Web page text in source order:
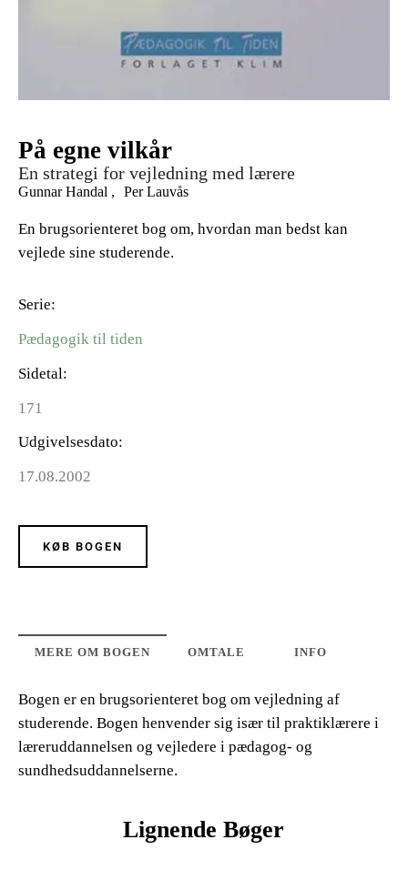
På egne vilkår
En strategi for vejledning med lærere
Gunnar Handal Per Lauvås
En brugsorienteret bog om, hvordan man bedst kan
vejlede sine studerende.
Serie
Pædagogik til tiden
Sidetal
171
Udgivelsesdato
17.08.2002
KØB BOGEN
MERE OM BOGEN OMTALE INFO
Bogen er en brugsorienteret bog om vejledning af
studerende. Bogen henvender sig især til praktiklærere i
læreruddannelsen og vejledere i pædagog- og
sundhedsuddannelserne.
Lignende Bøger